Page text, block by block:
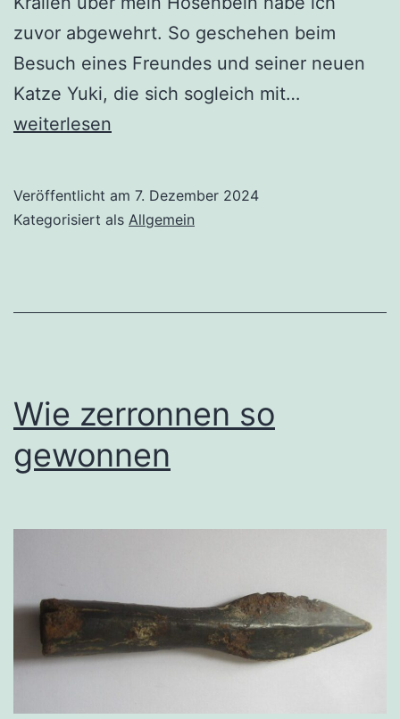
zuvor abgewehrt. So geschehen beim
Besuch eines Freundes und seiner neuen
Katze Yuki, die sich sogleich mit…
weiterlesen
Veröffentlicht am 7. Dezember 2024
Kategorisiert als Allgemein
Wie zerronnen so
gewonnen